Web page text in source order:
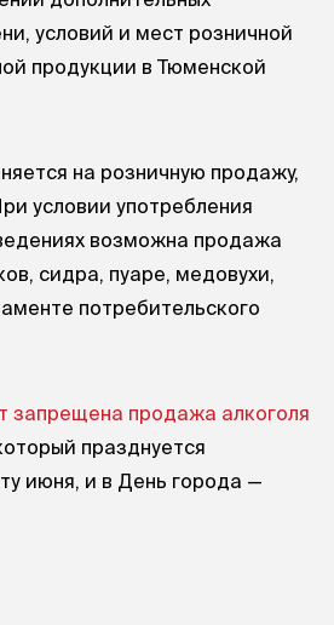
условий и мест розничной
продукции в Тюменской
на розничную продажу,
условии употребления
возможна продажа
сидра, пуаре, медовухи,
потребительского
запрещена продажа алкоголя
празднуется
июня, и в День города —